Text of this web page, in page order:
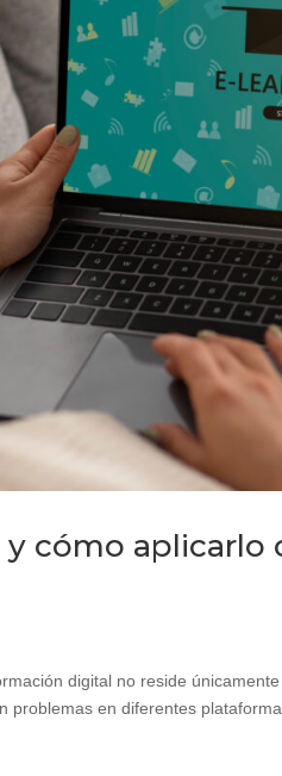
y cómo
digital no reside
problemas en diferentes